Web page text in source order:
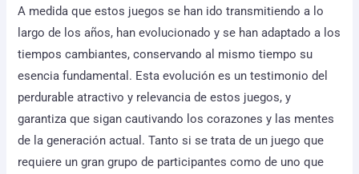
A medida que estos juegos se han ido transmitiendo a lo
largo de los años, han evolucionado y se han adaptado a los
tiempos cambiantes, conservando al mismo tiempo su
esencia fundamental. Esta evolución es un testimonio del
perdurable atractivo y relevancia de estos juegos, y
garantiza que sigan cautivando los corazones y las mentes
de la generación actual. Tanto si se trata de un juego que
requiere un gran grupo de participantes como de uno que